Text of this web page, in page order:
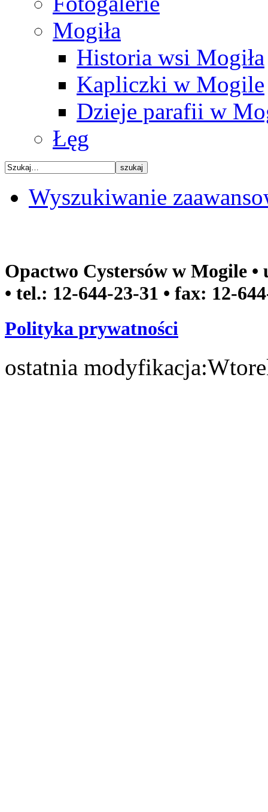
Mogiła
Historia wsi Mogiła
Kapliczki w Mogile
Dzieje parafii w
Łęg
Wyszukiwanie
Opactwo Cystersów w Mogile
• tel.: 12-644-23-31 • fax: 12-
Polityka prywatności
ostatnia modyfikacja: